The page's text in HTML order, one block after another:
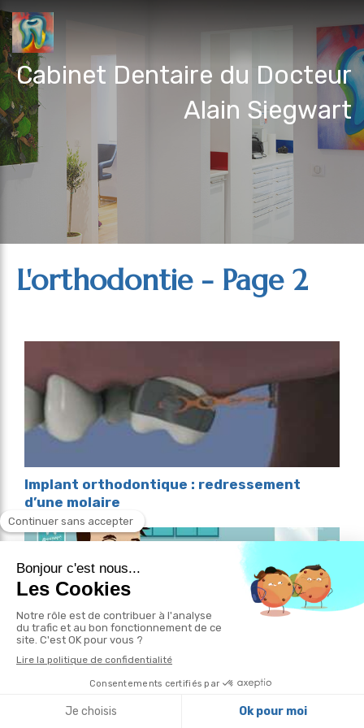
Cabinet Dentaire du Docteur
Alain Siegwart
L'orthodontie - Page 2
Implant orthodontique : redressement
d’une molaire